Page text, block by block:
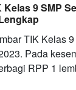
Kelas 9 SMP
TIK Kelas
Pada
RPP 1